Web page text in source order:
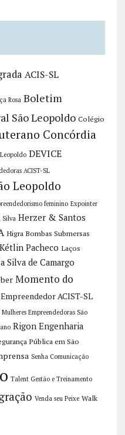
ACIS-SL
Rosa Boletim
São Leopoldo Colégio
Concórdia
Leopoldo DEVICE
ACIST-SL
Leopoldo
feminino Expointer
Silva Herzer & Santos
Higra Bombas Submersas
Kétlin Pacheco Laços
Silva de Camargo
Momento do
ACIST-SL
Empreendedoras São
Rigon Engenharia
Pública em São
Senha Comunicação
Talent Gestão e Treinamento
Venda seu Peixe Walk